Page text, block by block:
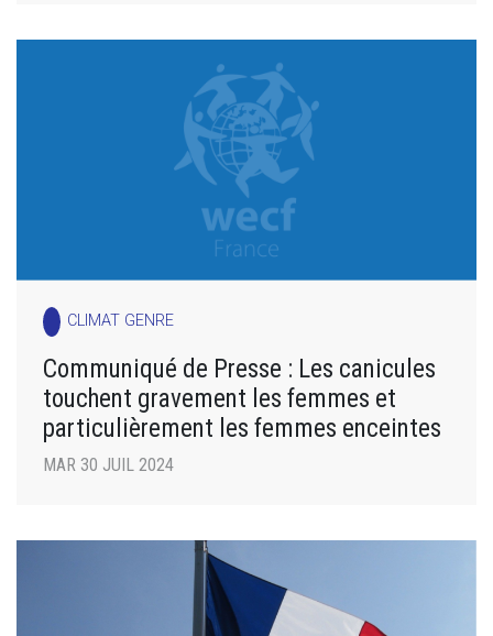
CLIMAT GENRE
Communiqué de Presse : Les canicules
touchent gravement les femmes et
particulièrement les femmes enceintes
MAR 30 JUIL 2024